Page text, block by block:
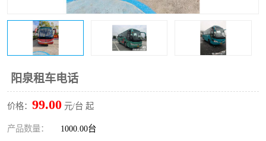
阳泉租车电话
价格： 99.00 元/台 起
产品数量： 1000.00台